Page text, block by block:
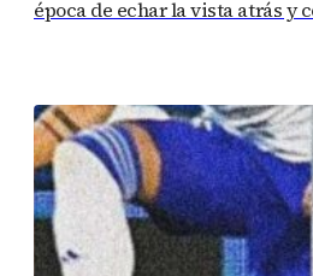
época de echar la vista atrás y